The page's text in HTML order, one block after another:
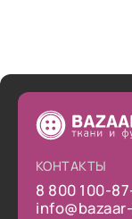
КОНТАКТЫ
8 800 100-